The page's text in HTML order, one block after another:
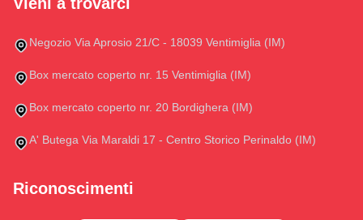
Negozio Via Aprosio 21/C - 18039 Ventimiglia (IM)
Box mercato coperto nr. 15 Ventimiglia (IM)
Box mercato coperto nr. 20 Bordighera (IM)
A' Butega Via Maraldi 17 - Centro Storico Perinaldo (IM)
Riconoscimenti